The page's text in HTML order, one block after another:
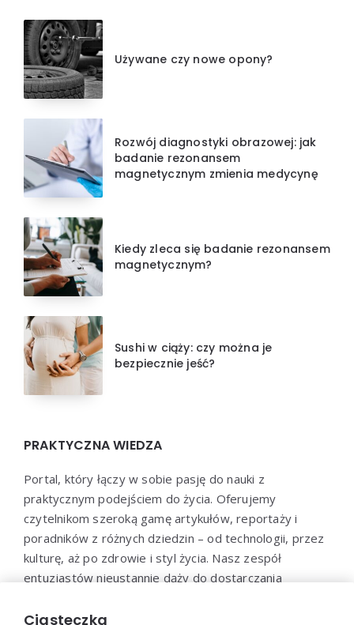
Używane czy nowe opony?
Rozwój diagnostyki obrazowej: jak
badanie rezonansem
magnetycznym zmienia medycynę
Kiedy zleca się badanie rezonansem
magnetycznym?
Sushi w ciąży: czy można je
bezpiecznie jeść?
PRAKTYCZNA WIEDZA
Portal, który łączy w sobie pasję do nauki z
praktycznym podejściem do życia. Oferujemy
czytelnikom szeroką gamę artykułów, reportaży i
poradników z różnych dziedzin – od technologii, przez
kulturę, aż po zdrowie i styl życia. Nasz zespół
entuzjastów nieustannie dąży do dostarczania
poszerzyć horyzonty i efektywnie wykorzystać
Ciasteczka